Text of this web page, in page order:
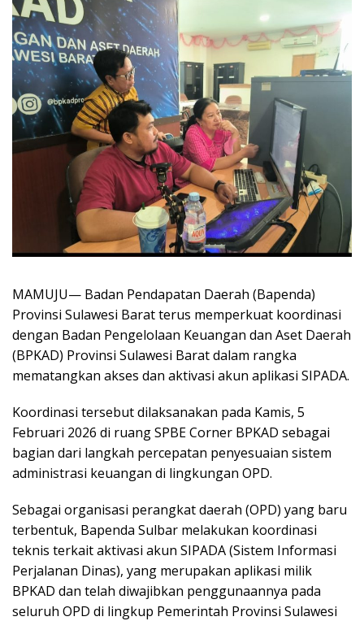
MAMUJU— Badan Pendapatan Daerah (Bapenda)
Provinsi Sulawesi Barat terus memperkuat koordinasi
dengan Badan Pengelolaan Keuangan dan Aset Daerah
(BPKAD) Provinsi Sulawesi Barat dalam rangka
mematangkan akses dan aktivasi akun aplikasi SIPADA.
Koordinasi tersebut dilaksanakan pada Kamis, 5
Februari 2026 di ruang SPBE Corner BPKAD sebagai
bagian dari langkah percepatan penyesuaian sistem
administrasi keuangan di lingkungan OPD.
Sebagai organisasi perangkat daerah (OPD) yang baru
terbentuk, Bapenda Sulbar melakukan koordinasi
teknis terkait aktivasi akun SIPADA (Sistem Informasi
Perjalanan Dinas), yang merupakan aplikasi milik
BPKAD dan telah diwajibkan penggunaannya pada
seluruh OPD di lingkup Pemerintah Provinsi Sulawesi